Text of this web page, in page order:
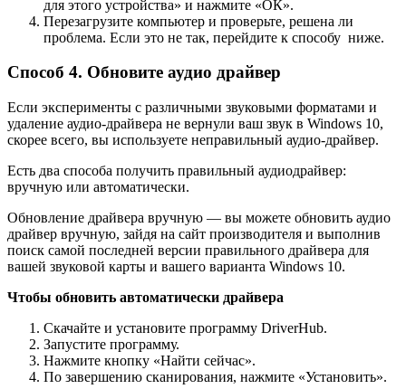
для этого устройства» и нажмите «ОК».
Перезагрузите компьютер и проверьте, решена ли
проблема. Если это не так, перейдите к способу ниже.
Способ 4. Обновите аудио драйвер
Если эксперименты с различными звуковыми форматами и
удаление аудио-драйвера не вернули ваш звук в Windows 10,
скорее всего, вы используете неправильный аудио-драйвер.
Есть два способа получить правильный аудиодрайвер:
вручную или автоматически.
Обновление драйвера вручную — вы можете обновить аудио
драйвер вручную, зайдя на сайт производителя и выполнив
поиск самой последней версии правильного драйвера для
вашей звуковой карты и вашего варианта Windows 10.
Чтобы обновить автоматически драйвера
Скачайте и установите программу DriverHub.
Запустите программу.
Нажмите кнопку «Найти сейчас».
По завершению сканирования, нажмите «Установить».